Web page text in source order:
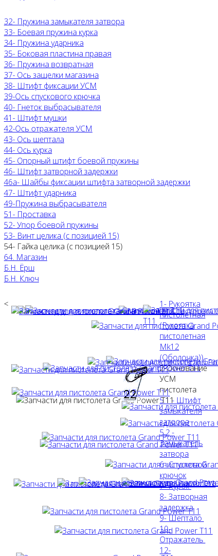
32- Пружина замыкателя затвора
33- Боевая пружина курка
34- Пружина ударника
35- Боковая пластина правая
36- Пружина возвратная
37- Ось защелки магазина
38- Штифт фиксации УСМ
39-Ось спускового крючка
40- Гнеток выбрасывателя
41- Штифт мушки
42-Ось отражателя УСМ
43- Ось шептала
44- Ось курка
45- Опорный штифт боевой пружины
46- Штифт затворной задержки
46а- Шайбы фиксации штифта затворной задержки
47- Штифт ударника
49-Пружина выбрасывателя
51- Проставка
52- Упор боевой пружины
53- Винт целика (с позицией 15)
54- Гайка целика (с позицией 15)
64. Магазин
Б.Н. Ёрш
Б.Н. Ключ
<
1- Рукоятка
пистолетная
(Рукоятка
пистолетная
Mk12
(Оболочка))
2-Основание
УСМ
пистолета
5.1 - Штифт
замыкателя
затоора
5.2 -
Замыкатель
затвора
6- Спусковой
крючок
7- Курок
8- Затворная
задержка
9- Шептало
10-
Отражатель
12-